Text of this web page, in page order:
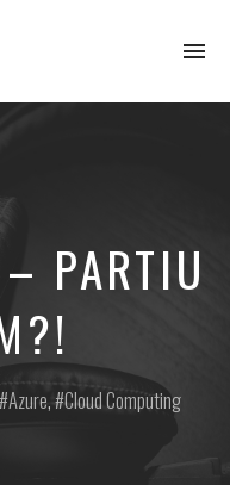
PARTIU
Posted
Azure, Cloud Computing